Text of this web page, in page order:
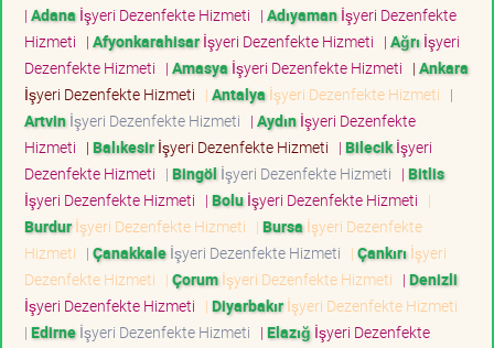
| Adana İşyeri Dezenfekte Hizmeti | Adıyamanİşyeri Dezenfekte
Hizmeti | Afyonkarahisarİşyeri Dezenfekte Hizmeti | Ağrı İşyeri
Dezenfekte Hizmeti | Amasya İşyeri Dezenfekte Hizmeti | Ankara
İşyeri Dezenfekte Hizmeti | Antalya İşyeri Dezenfekte Hizmeti |
Artvinİşyeri Dezenfekte Hizmeti | Aydınİşyeri Dezenfekte
Hizmeti | Balıkesirİşyeri Dezenfekte Hizmeti | Bilecikİşyeri
Dezenfekte Hizmeti | Bingöl İşyeri Dezenfekte Hizmeti | Bitlis
İşyeri Dezenfekte Hizmeti | Boluİşyeri Dezenfekte Hizmeti |
Burdurİşyeri Dezenfekte Hizmeti | Bursa İşyeri Dezenfekte
Hizmeti | Çanakkaleİşyeri Dezenfekte Hizmeti | Çankırı İşyeri
Dezenfekte Hizmeti | Çorumİşyeri Dezenfekte Hizmeti | Denizli
İşyeri Dezenfekte Hizmeti | Diyarbakırİşyeri Dezenfekte Hizmeti
| Edirneİşyeri Dezenfekte Hizmeti | Elazığ İşyeri Dezenfekte